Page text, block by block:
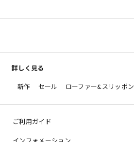
詳しく見る
新作 セール ローファー&スリッポン
ご利用ガイド